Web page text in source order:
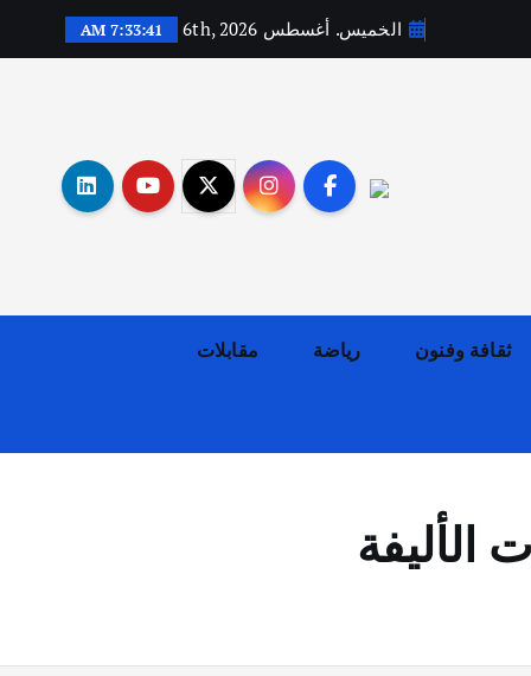
الخميس. أغسطس 6th, 2026 7:33:42 AM
ثقافة وفنون رياضة مقابلات
يوليو 30, 2026